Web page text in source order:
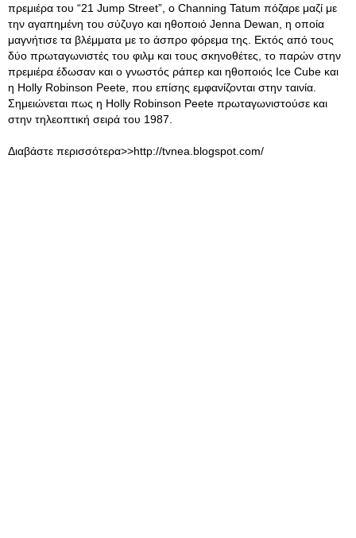
πρεμιέρα του “21 Jump Street”, o Channing Tatum πόζαρε μαζί με
την αγαπημένη του σύζυγο και ηθοποιό Jenna Dewan, η οποία
μαγνήτισε τα βλέμματα με το άσπρο φόρεμα της. Εκτός από τους
δύο πρωταγωνιστές του φιλμ και τους σκηνοθέτες, το παρών στην
πρεμιέρα έδωσαν και ο γνωστός ράπερ και ηθοποιός Ice Cube και
η Holly Robinson Peete, που επίσης εμφανίζονται στην ταινία.
Σημειώνεται πως η Holly Robinson Peete πρωταγωνιστούσε και
στην τηλεοπτική σειρά του 1987.
Διαβάστε περισσότερα>>http://tvnea.blogspot.com/